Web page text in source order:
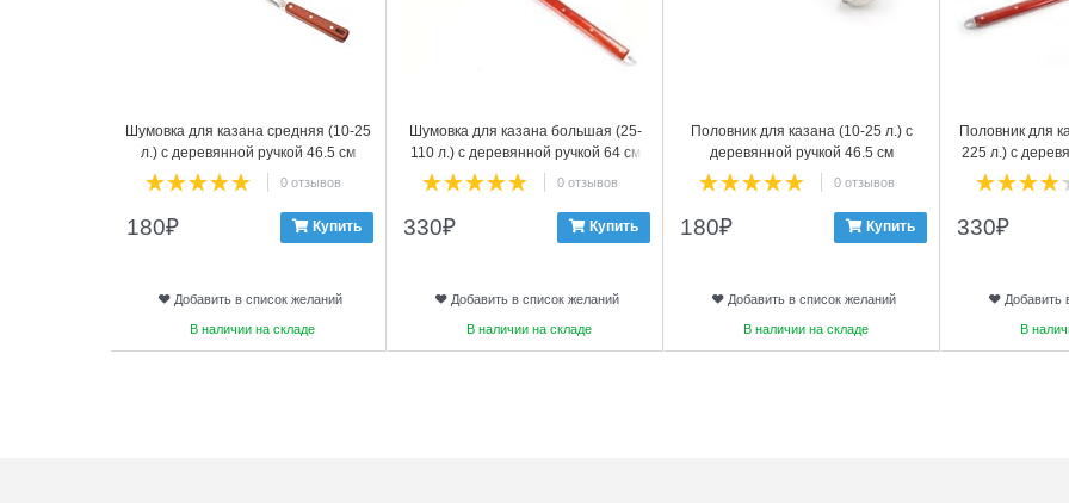
Шумовка для казана средняя (10-25
л.) с деревянной ручкой 46.5 см
0 отзывов
180₽ Купить
Добавить в список желаний
В наличии на складе
Шумовка для казана большая (25-
110 л.) с деревянной ручкой 64 см
усиленная
0 отзывов
330₽ Купить
Добавить в список желаний
В наличии на складе
Половник для казана (10-25 л.) с
деревянной ручкой 46.5 см
0 отзывов
180₽ Купить
Добавить в список желаний
В наличии на складе
Половник для
225 л.) с
330₽
Добавить
В